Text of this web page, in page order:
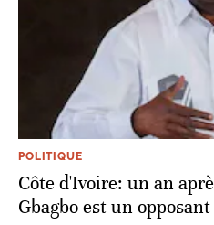
POLITIQUE
Côte d'Ivoire: un an
Gbagbo est un